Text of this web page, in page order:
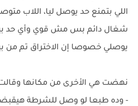
اللي بتمنع حد يوصل ليا، اللاب
شغال دائم بس مش قوي وأي حد
يوصلي خصوصا إن الاختراق تم من
نهضت هي الأخرى من مكانها
- وده طبعا لو وصل للشرطة